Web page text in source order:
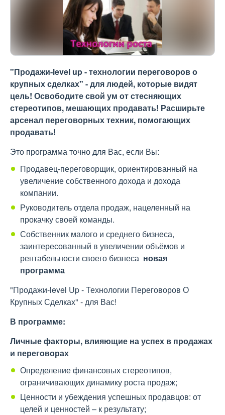
"Продажи-level up - технологии переговоров о
крупных сделках" - для людей, которые видят
цель! Освободите свой ум от стесняющих
стереотипов, мешающих продавать! Расширьте
арсенал переговорных техник, помогающих
продавать!
Это программа точно для Вас, если Вы:
Продавец-переговорщик, ориентированный на
увеличение собственного дохода и дохода
компании.
Руководитель отдела продаж, нацеленный на
прокачку своей команды.
Собственник малого и среднего бизнеса,
заинтересованный в увеличении объёмов и
рентабельности своего бизнеса новая
программа
"Продажи-level Up - Технологии Переговоров О
Крупных Сделках" - для Вас!
В программе:
Личные факторы, влияющие на успех в продажах
и переговорах
Определение финансовых стереотипов,
ограничивающих динамику роста продаж;
Ценности и убеждения успешных продавцов: от
целей и ценностей – к результату;